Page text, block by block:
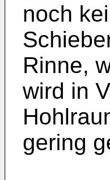
noch
Rinne,
wird in
gering